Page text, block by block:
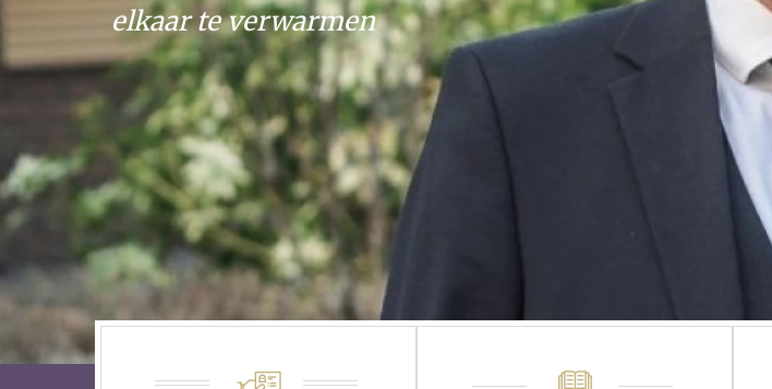
elkaar te verwarmen